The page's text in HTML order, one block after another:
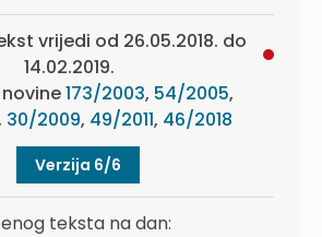
vrijedi od 26.05.2018. do
14.02.2019.
173/2003, 54/2005,
30/2009, 49/2011, 46/2018
Verzija 6/6
teksta na dan: